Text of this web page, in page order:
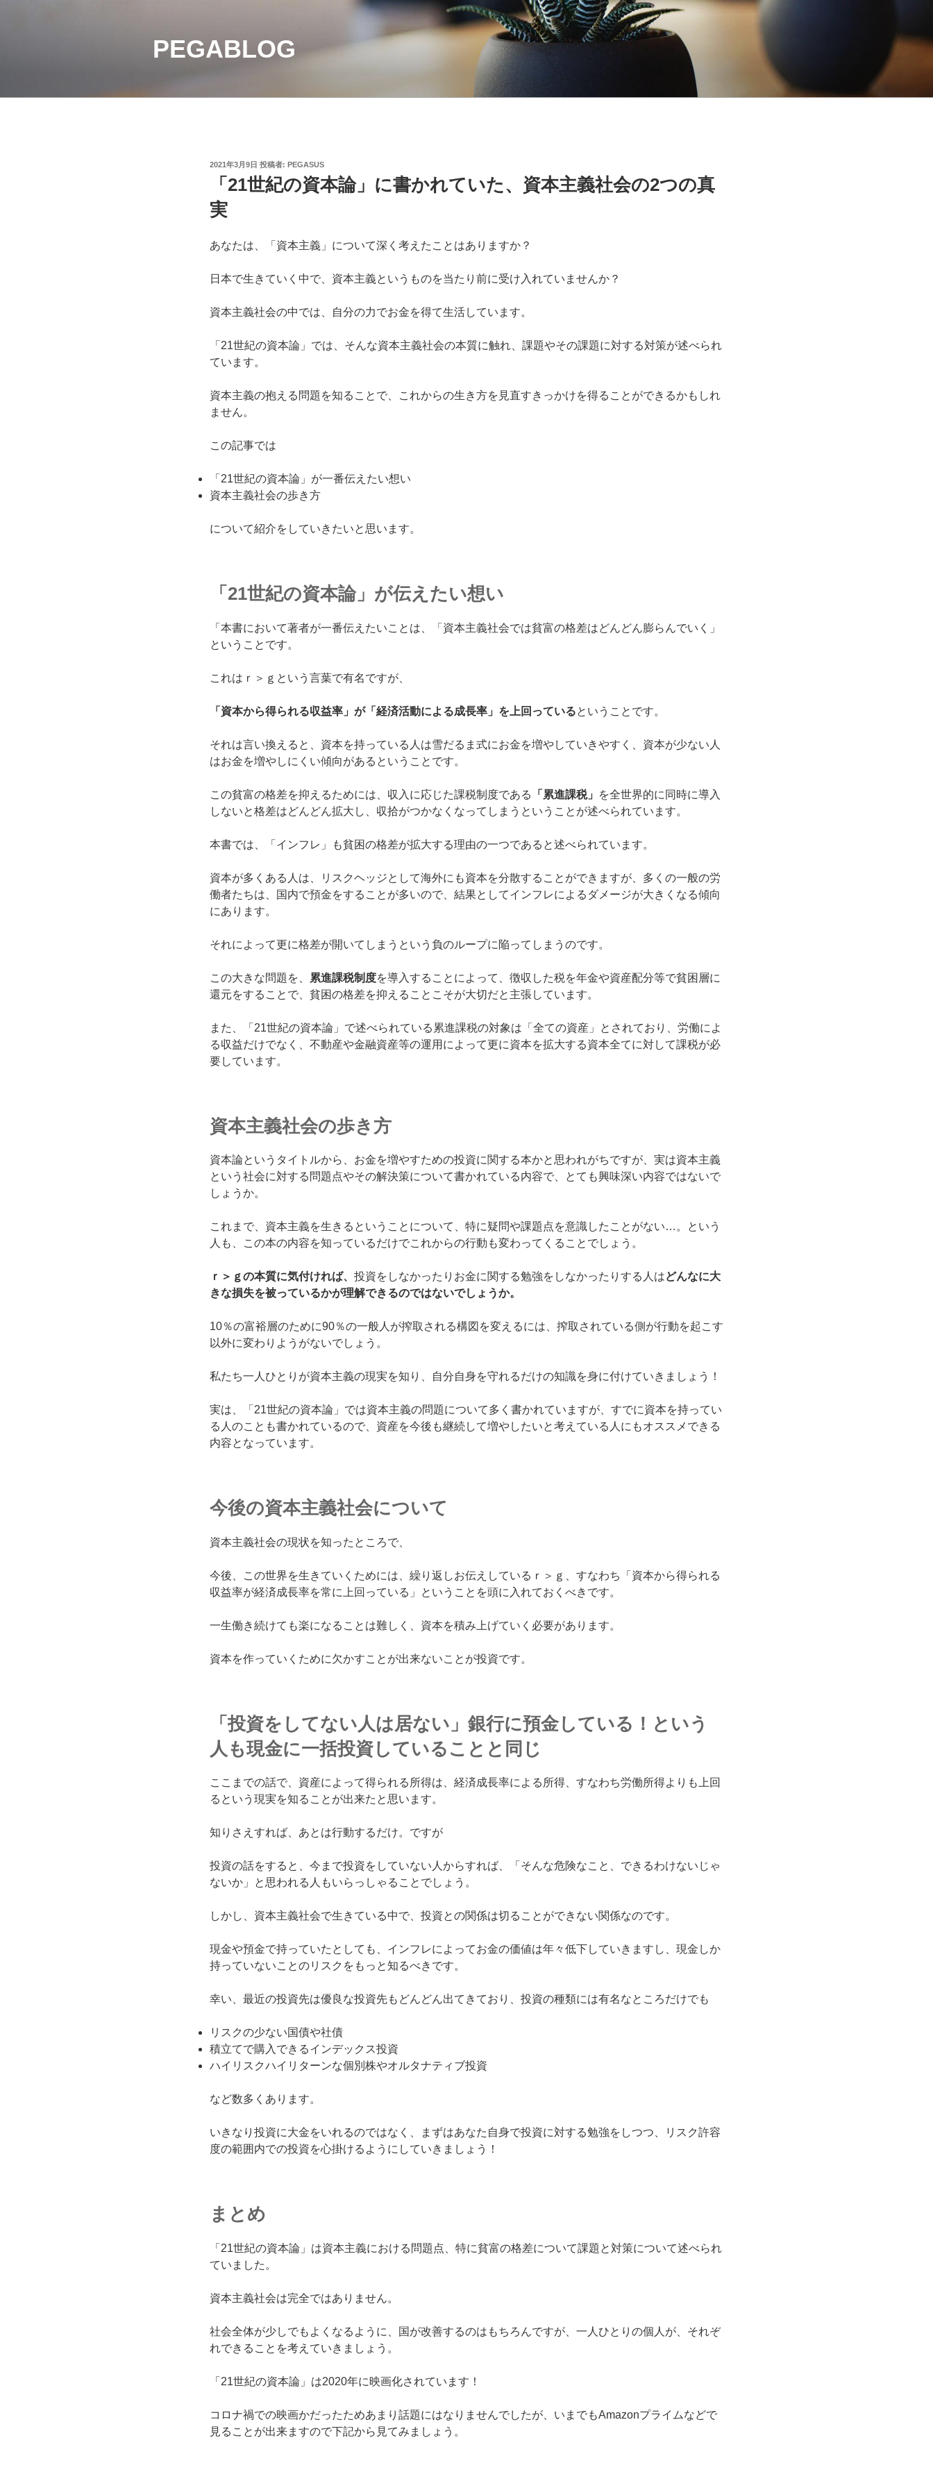
PEGABLOG
投
2021年3月9日 投稿者: PEGASUS
「21世紀の資本論」に書かれていた、資本主義社会の2つの真
実
あなたは、「資本主義」について深く考えたことはありますか？
日本で生きていく中で、資本主義というものを当たり前に受け入れていませんか？
資本主義社会の中では、自分の力でお金を得て生活しています。
「21世紀の資本論」 では、そんな資本主義社会の本質に触れ、課題やその課題に対する対策が述べられ
ています。
資本主義の抱える問題を知ることで、これからの生き方を見直すきっかけを得ることができるかもしれ
ません。
この記事では
「21世紀の資本論」が一番伝えたい想い
資本主義社会の歩き方
について紹介をしていきたいと思います。
「21世紀の資本論」が伝えたい想い
「本書において著者が一番伝えたいことは、
「資本主義社会では貧富の格差はどんどん膨らんでいく」
ということです。
これは ｒ＞ｇ という言葉で有名ですが、
「資本から得られる収益率」が「経済活動による成長率」を上回っているということです。
それは言い換えると、資本を持っている人は雪だるま式にお金を増やしていきやすく、資本が少ない人
はお金を増やしにくい傾向があるということです。
この貧富の格差を抑えるためには、収入に応じた課税制度である 「累進課税」
を全世界的に同時に導入
しないと格差はどんどん拡大し、収拾がつかなくなってしまうということが述べられています。
本書では、「インフレ」も貧困の格差が拡大する理由の一つであると述べられています。
資本が多くある人は、リスクヘッジとして海外にも資本を分散することができますが、多くの一般の労
働者たちは、国内で預金をすることが多いので、結果としてインフレによるダメージが大きくなる傾向
にあります。
それによって更に格差が開いてしまうという負のループに陥ってしまうのです。
この大きな問題を、 累進課税制度を導入することによって、 徴収した税を年金や資産配分等で貧困層に
還元をすることで、貧困の格差を抑えることこそが大切だと主張しています。
また、「21世紀の資本論」で述べられている累進課税の対象は「全ての資産」とされており、労働によ
る収益だけでなく、不動産や金融資産等の運用によって更に資本を拡大する資本全てに対して課税が必
要しています。
資本主義社会の歩き方
資本論というタイトルから、お金を増やすための投資に関する本かと思われがちですが、実は資本主義
という社会に対する問題点やその解決策について書かれている内容で、とても興味深い内容ではないで
しょうか。
これまで、資本主義を生きるということについて、特に疑問や課題点を意識したことがない…。という
人も、この本の内容を知っているだけでこれからの行動も変わってくることでしょう。
ｒ＞ｇの本質に気付ければ、 投資をしなかったりお金に関する勉強をしなかったりする人はどんなに大
きな損失を被っているかが理解できるのではないでしょうか。
10％の富裕層のために90％の一般人が搾取される構図を変えるには、搾取されている側が行動を起こす
以外に変わりようがないでしょう。
私たち一人ひとりが資本主義の現実を知り、自分自身を守れるだけの知識を身に付けていきましょう！
実は、「21世紀の資本論」では資本主義の問題について多く書かれていますが、すでに資本を持ってい
る人のことも書かれているので、資産を今後も継続して増やしたいと考えている人にもオススメできる
内容となっています。
今後の資本主義社会について
資本主義社会の現状を知ったところで、
今後、この世界を生きていくためには、繰り返しお伝えしているｒ＞ｇ、すなわち
「資本から得られる
収益率が経済成長率を常に上回っている」
ということを頭に入れておくべきです。
一生働き続けても楽になることは難しく、資本を積み上げていく必要があります。
資本を作っていくために欠かすことが出来ないことが投資です。
「投資をしてない人は居ない」銀行に預金している！という
人も現金に一括投資していることと同じ
ここまでの話で、資産によって得られる所得は、経済成長率による所得、すなわち労働所得よりも上回
るという現実を知ることが出来たと思います。
知りさえすれば、あとは行動するだけ。 ですが
投資の話をすると、今まで投資をしていない人からすれば、「そんな危険なこと、できるわけないじゃ
ないか」と思われる人もいらっしゃることでしょう。
しかし、資本主義社会で生きている中で、投資との関係は切ることができない関係なのです。
現金や預金で持っていたとしても、インフレによってお金の価値は年々低下していきますし、 現金しか
持っていないことのリスク をもっと知るべきです。
幸い、最近の投資先は優良な投資先もどんどん出てきており、投資の種類には有名なところだけでも
リスクの少ない国債や社債
積立てで購入できるインデックス投資
ハイリスクハイリターンな個別株やオルタナティブ投資
など数多くあります。
いきなり投資に大金をいれるのではなく、まずはあなた自身で投資に対する勉強をしつつ、リスク許容
度の範囲内での投資を心掛ける ようにしていきましょう！
まとめ
「21世紀の資本論」は資本主義における問題点、特に貧富の格差について課題と対策について述べられ
ていました。
資本主義社会は完全ではありません。
社会全体が少しでもよくなるように、国が改善するのはもちろんですが、一人ひとりの個人が、それぞ
れできることを考えていきましょう。
「21世紀の資本論」は2020年に映画化されています！
コロナ禍での映画かだったためあまり話題にはなりませんでしたが、いまでもAmazonプライムなどで
見ることが出来ますので下記から見てみましょう。